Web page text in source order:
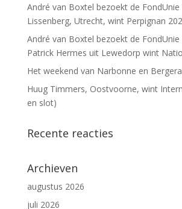
André van Boxtel bezoekt de FondUnie
Lissenberg, Utrecht, wint Perpignan
André van Boxtel bezoekt de FondUnie
Patrick Hermes uit Lewedorp wint
Het weekend van Narbonne en
Huug Timmers, Oostvoorne, wint
en slot)
Recente reacties
Archieven
augustus 2026
juli 2026